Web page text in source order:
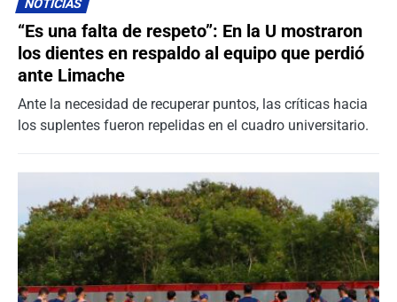
NOTICIAS
“Es una falta de respeto”: En la U mostraron
los dientes en respaldo al equipo que perdió
ante Limache
Ante la necesidad de recuperar puntos, las críticas hacia
los suplentes fueron repelidas en el cuadro universitario.